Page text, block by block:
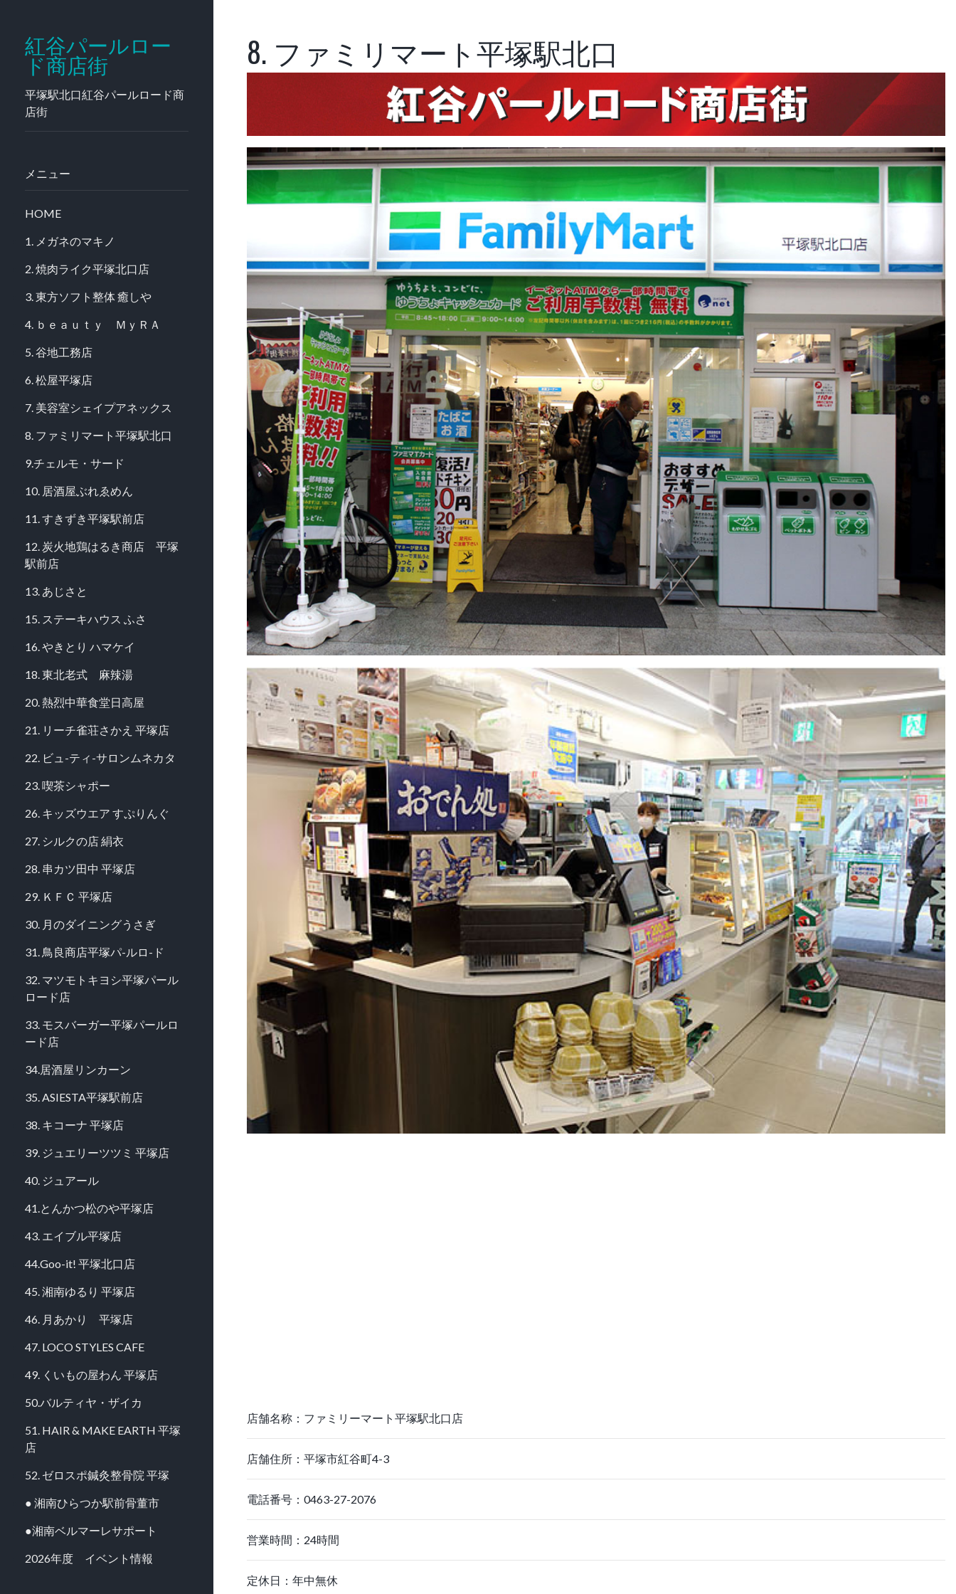
紅谷パールロー
ド商店街
平塚駅北口紅谷パールロード商
店街
メニュー
HOME
1. メガネのマキノ
2. 焼肉ライク平塚北口店
3. 東方ソフト整体 癒しや
4. ｂｅａｕｔｙ ＭｙＲＡ
5. 谷地工務店
6. 松屋平塚店
7. 美容室シェイプアネックス
8. ファミリマート平塚駅北口
9.チェルモ・サード
10. 居酒屋ぶれゑめん
11. すきずき平塚駅前店
12. 炭火地鶏はるき商店 平塚
駅前店
13. あじさと
15. ステーキハウス ふさ
16. やきとり ハマケイ
18. 東北老式 麻辣湯
20. 熱烈中華食堂日高屋
21. リーチ雀荘さかえ 平塚店
22. ビュ-ティ-サロンムネカタ
23. 喫茶シャポー
26. キッズウエア すぷりんぐ
27. シルクの店 絹衣
28. 串カツ田中 平塚店
29. ＫＦＣ 平塚店
30. 月のダイニングうさぎ
31. 鳥良商店平塚パ-ルロ-ド
32. マツモトキヨシ平塚パール
ロード店
33. モスバーガー平塚パールロ
ード店
34.居酒屋リンカーン
35. ASIESTA平塚駅前店
38. キコーナ 平塚店
39. ジュエリーツツミ 平塚店
40. ジュアール
41.とんかつ松のや平塚店
43. エイブル平塚店
44.Goo-it! 平塚北口店
45. 湘南ゆるり 平塚店
46. 月あかり 平塚店
47. LOCO STYLES CAFE
49. くいもの屋わん 平塚店
50.バルティヤ・ザイカ
51. HAIR & MAKE EARTH 平塚
店
52. ゼロスポ鍼灸整骨院 平塚
● 湘南ひらつか駅前骨董市
●湘南ベルマーレサポート
2026年度 イベント情報
8. ファミリマート平塚駅北口
店舗名称：ファミリーマート平塚駅北口店
店舗住所：平塚市紅谷町4-3
電話番号：0463-27-2076
営業時間：24時間
定休日：年中無休